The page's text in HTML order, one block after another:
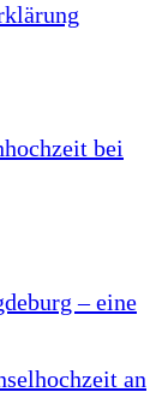
bei
– eine
an